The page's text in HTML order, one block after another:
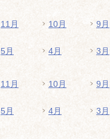
11月 10月 9月
5月 4月 3月
11月 10月 9月
5月 4月 3月